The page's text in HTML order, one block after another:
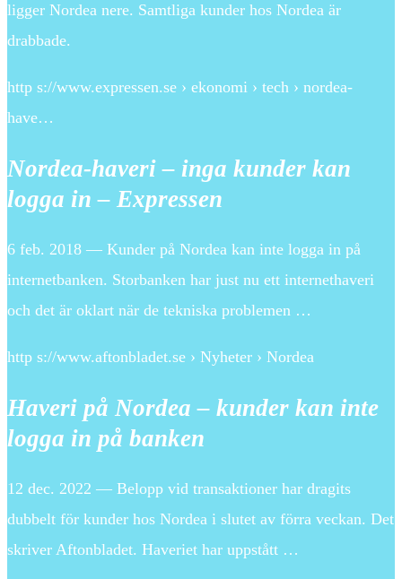
ligger Nordea nere. Samtliga kunder hos Nordea är
drabbade.
http s://www.expressen.se › ekonomi › tech › nordea-
have…
Nordea-haveri – inga kunder kan
logga in – Expressen
6 feb. 2018 — Kunder på Nordea kan inte logga in på
internetbanken. Storbanken har just nu ett internethaveri
och det är oklart när de tekniska problemen …
http s://www.aftonbladet.se › Nyheter › Nordea
Haveri på Nordea – kunder kan inte
logga in på banken
12 dec. 2022 — Belopp vid transaktioner har dragits
dubbelt för kunder hos Nordea i slutet av förra veckan. Det
skriver Aftonbladet. Haveriet har uppstått …